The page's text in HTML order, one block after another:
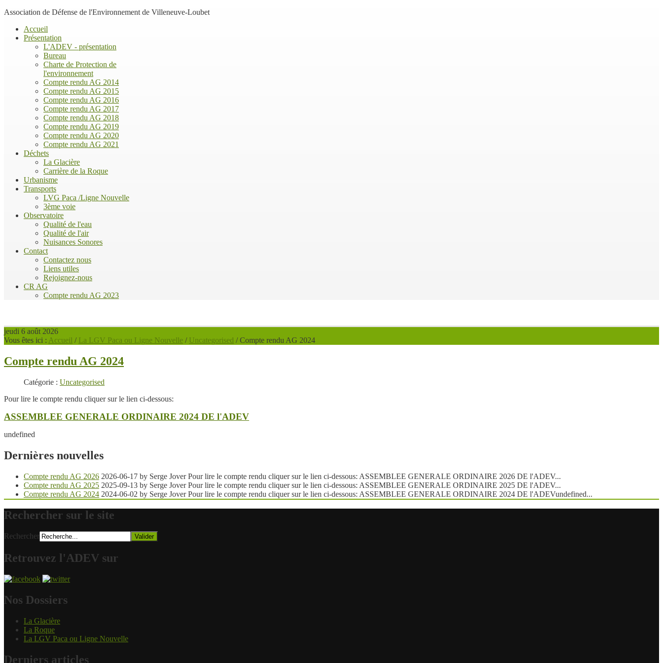
Association de Défense de l'Environnement de Villeneuve-Loubet
Accueil
Présentation
L'ADEV - présentation
Bureau
Charte de Protection de
l'environnement
Compte rendu AG 2014
Compte rendu AG 2015
Compte rendu AG 2016
Compte rendu AG 2017
Compte rendu AG 2018
Compte rendu AG 2019
Compte rendu AG 2020
Compte rendu AG 2021
Déchets
La Glacière
Carrière de la Roque
Urbanisme
Transports
LVG Paca /Ligne Nouvelle
3ème voie
Observatoire
Qualité de l'eau
Qualité de l'air
Nuisances Sonores
Contact
Contactez nous
Liens utiles
Rejoignez-nous
CR AG
Compte rendu AG 2023
jeudi 6 août 2026
Vous êtes ici : Accueil / La LGV Paca ou Ligne Nouvelle / Uncategorised /Compte rendu AG 2024
Compte rendu AG 2024
Catégorie : Uncategorised
Pour lire le compte rendu cliquer sur le lien ci-dessous:
ASSEMBLEE GENERALE ORDINAIRE 2024 DE l'ADEV
undefined
Dernières nouvelles
Compte rendu AG 2026 2026-06-17 by Serge JoverPour lire le compte rendu cliquer sur le lien ci-dessous: ASSEMBLEE GENERALE ORDINAIRE 2026 DE l'ADEV...
Compte rendu AG 2025 2025-09-13 by Serge JoverPour lire le compte rendu cliquer sur le lien ci-dessous: ASSEMBLEE GENERALE ORDINAIRE 2025 DE l'ADEV...
Compte rendu AG 2024 2024-06-02 by Serge JoverPour lire le compte rendu cliquer sur le lien ci-dessous: ASSEMBLEE GENERALE ORDINAIRE 2024 DE l'ADEVundefined...
Rechercher sur le site
Rechercher
Retrouvez l'ADEV sur
Nos Dossiers
La Glacière
La Roque
La LGV Paca ou Ligne Nouvelle
Derniers articles